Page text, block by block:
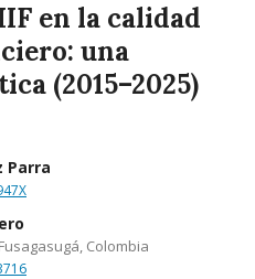
en la calidad
una
(2015–2025)
Parra
Colombia